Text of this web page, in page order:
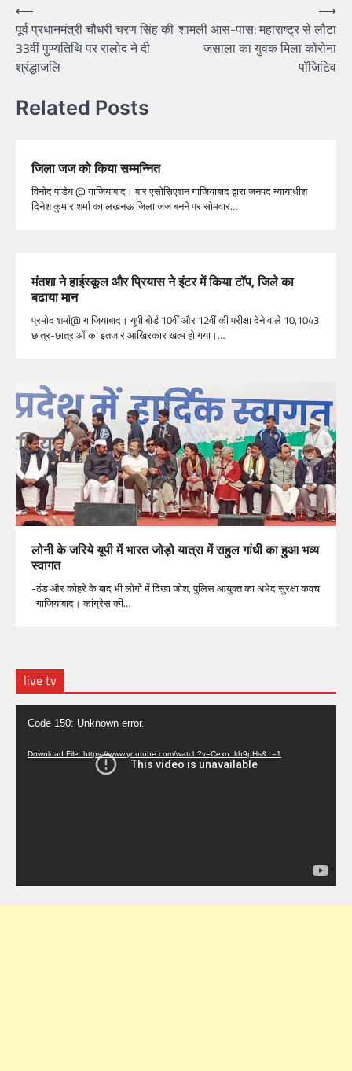
⟵
पूर्व प्रधानमंत्री चौधरी चरण सिंह की
33वीं पुण्यतिथि पर रालोद ने दी
श्रंद्धाजलि
शामली आस-पास: महाराष्ट्र से लौटा
जसाला का युवक मिला कोरोना
पॉजिटिव
⟶
Related Posts
जिला जज को किया सम्मन्नित
विनोद पांडेय @ गाजियाबाद। बार एसोसिएशन गाजियाबाद द्वारा जनपद न्यायाधीश
दिनेश कुमार शर्मा का लखनऊ जिला जज बनने पर सोमवार…
मंतशा ने हाईस्कूल और प्रियास ने इंटर में किया टॉप, जिले का
बढाया मान
प्रमोद शर्मा@ गाजियाबाद। यूपी बोर्ड 10वीं और 12वीं की परीक्षा देने वाले 10,1043
छात्र-छात्राओं का इंतजार आखिरकार खत्म हो गया।…
लोनी के जरिये यूपी में भारत जोड़ो यात्रा में राहुल गांधी का हुआ भव्य
स्वागत
-ठंड और कोहरे के बाद भी लोगों में दिखा जोश, पुलिस आयुक्त का अभेद सुरक्षा कवच
गाजियाबाद। कांग्रेस की…
live tv
Video
Code 150: Unknown error.
Download File: https://www.youtube.com/watch?v=Cexn_kh9pHs&_=1